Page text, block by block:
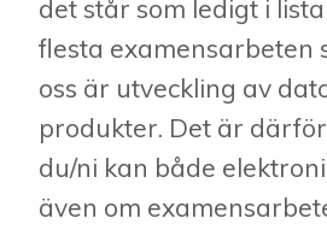
det står som ledigt i
flesta examensarbeten
oss är utveckling av
produkter. Det är
du/ni kan både
även om